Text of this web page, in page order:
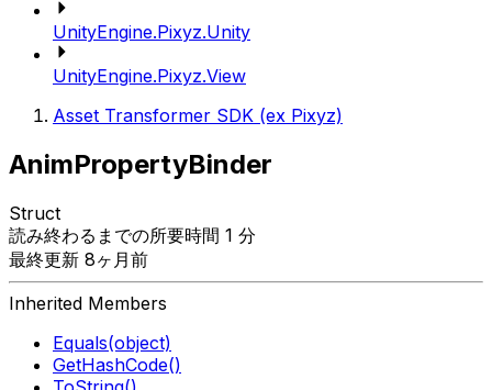
UnityEngine.Pixyz.Unity
UnityEngine.Pixyz.View
Asset Transformer SDK (ex Pixyz)
AnimPropertyBinder
Struct
読み終わるまでの所要時間 1 分
最終更新 8ヶ月前
Inherited Members
Equals(object)
GetHashCode()